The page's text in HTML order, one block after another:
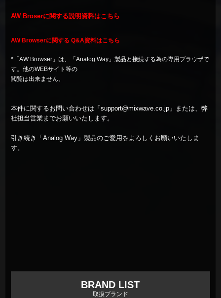
AW Broserに関する説明資料はこちら
AW Browserに関する Q&A資料はこちら
*「AW Browser」は、「Analog Way」製品と接続する為の専用ブラウザで
す。他のWEBサイト等の
閲覧は出来ません。
本件に関するお問い合わせは「support@mixwave.co.jp」または、弊
社担当営業までお願いいたします。
引き続き「Analog Way」製品のご愛用をよろしくお願いいたしま
す。
BRAND LIST
取扱ブランド